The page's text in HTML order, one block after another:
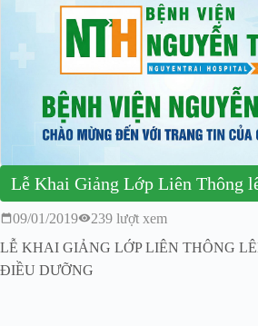
Lễ Khai Giảng Lớp Liên Thông
09/01/2019
239 lượt xem
LỄ KHAI GIẢNG LỚP LIÊN THÔNG
ĐIỀU DƯỠNG